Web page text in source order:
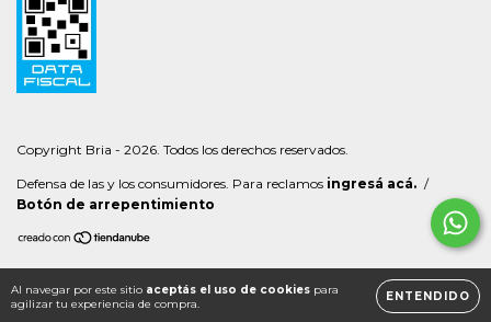
Al navegar por este sitio aceptás el uso de cookies para
agilizar tu experiencia de compra.
ENTENDIDO
Copyright Bria - 2026. Todos los derechos reservados.
Defensa de las y los consumidores. Para reclamos ingresá acá. /
Botón de arrepentimiento